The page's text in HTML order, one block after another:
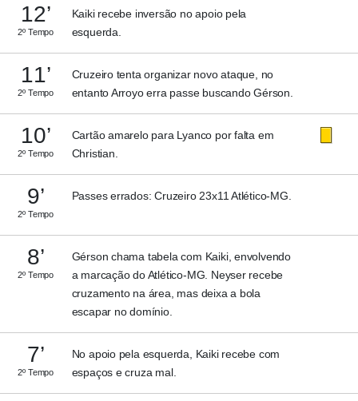
12’
2º Tempo
Kaiki recebe inversão no apoio pela
esquerda.
11’
2º Tempo
Cruzeiro tenta organizar novo ataque, no
entanto Arroyo erra passe buscando Gérson.
10’
2º Tempo
Cartão amarelo para Lyanco por falta em
Christian.
9’
2º Tempo
Passes errados: Cruzeiro 23x11 Atlético-MG.
8’
2º Tempo
Gérson chama tabela com Kaiki, envolvendo
a marcação do Atlético-MG. Neyser recebe
cruzamento na área, mas deixa a bola
escapar no domínio.
7’
2º Tempo
No apoio pela esquerda, Kaiki recebe com
espaços e cruza mal.